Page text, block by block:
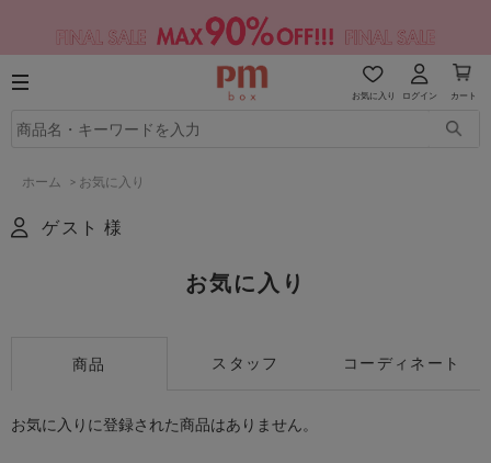
お気に入り ログイン カート
ホーム > お気に入り
ゲスト 様
お気に入り
商品 スタッフ コーディネート
お気に入りに登録された商品はありません。